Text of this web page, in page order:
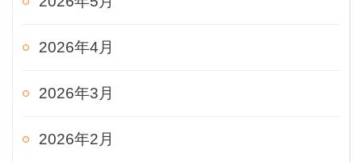
2026年4月
2026年3月
2026年2月